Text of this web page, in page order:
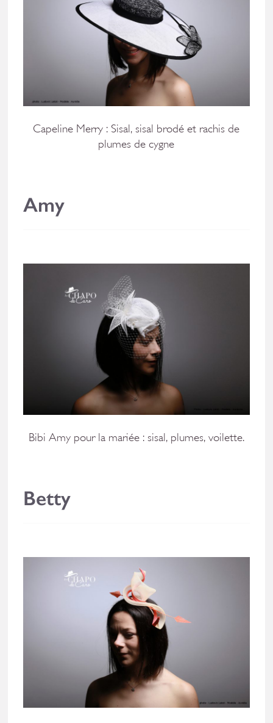
Capeline Merry : Sisal, sisal brodé et rachis de
plumes de cygne
Amy
Bibi Amy pour la mariée : sisal, plumes, voilette.
Betty